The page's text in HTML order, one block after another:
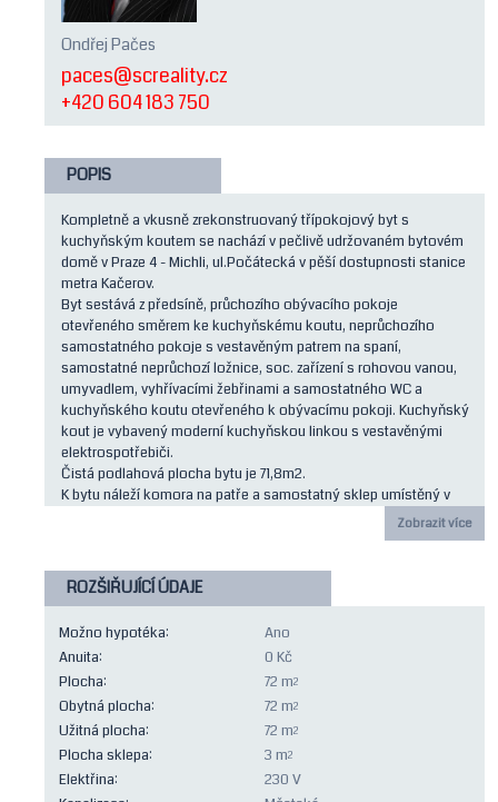
Ondřej Pačes
paces@screality.cz
+420 604 183 750
POPIS
Kompletně a vkusně zrekonstruovaný třípokojový byt s
kuchyňským koutem se nachází v pečlivě udržovaném bytovém
domě v Praze 4 - Michli, ul.Počátecká v pěší dostupnosti stanice
metra Kačerov.
Byt sestává z předsíně, průchozího obývacího pokoje
otevřeného směrem ke kuchyňskému koutu, neprůchozího
samostatného pokoje s vestavěným patrem na spaní,
samostatné neprůchozí ložnice, soc. zařízení s rohovou vanou,
umyvadlem, vyhřívacími žebřinami a samostatného WC a
kuchyňského koutu otevřeného k obývacímu pokoji. Kuchyňský
kout je vybavený moderní kuchyňskou linkou s vestavěnými
elektrospotřebiči.
Čistá podlahová plocha bytu je 71,8m2.
K bytu náleží komora na patře a samostatný sklep umístěný v
Byt je v osobním vlastnictví bez jakéhokoli omezení vlastnického
Kompletně zrekonstruované společné prostory nabízejí k využití
v suterénu domu kolárnu/kočárkárnu, vybavenou kutilskou dílnu
a verkoryse řešenou společenskou místnost s barovým pultem,
posezením i soc.zařízením.
V ceně bytu je i většina vybavení a hlavně velmi zajímavý podíl v
bytovém družstvu, které vlastní a tržně pronajímá tři bytové
jednotky (52, 53 a 70m2) v posledním patře domu.
Vytápění bytů a ohřev teplé vody zajišťuje vlastní plynová
kotelna umístěná v suterénu domu.
V tomto domě prodáváme ještě jeden byt 2+1 (78m2) přímo
sousedící s touto bytovou jednotkou a při případné společné
Zobrazit více
ROZŠIŘUJÍCÍ ÚDAJE
Možno hypotéka:
Ano
Anuita:
0 Kč
Plocha:
72 m2
Obytná plocha: 72 m2
Užitná plocha: 72 m2
Plocha sklepa: 3 m2
Elektřina:
230 V